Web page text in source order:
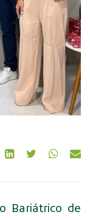
Bariátrico de